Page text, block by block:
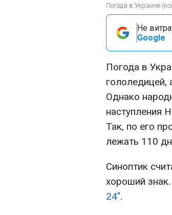
Погода в Украине
Не
Google
Погода в
гололедицей,
Однако
наступления
Так, по его
лежать 110
Синоптик
хороший
24".